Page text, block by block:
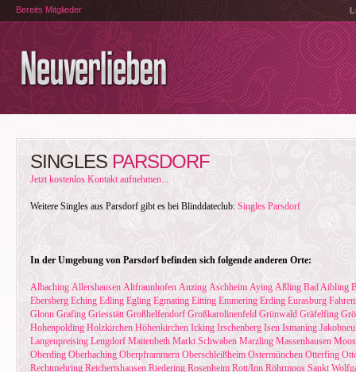
Bereits Mitglieder
SINGLES PARSDORF
Jetzt kostenlos Kontakt aufnehmen...
Weitere Singles aus Parsdorf gibt es bei Blinddateclub: Singles Parsdorf
In der Umgebung von Parsdorf befinden sich folgende anderen Orte:
Albaching Allershausen Altfraunhofen Anzing Aschheim Aying Aßling Bad Aibling
Ebersberg Eching Edling Egling Egmating Eitting Emmering Erding Eurasburg
Glonn Grafing Griesstätt Großhelfendorf Großkarolinenfeld Grünwald Gräfelfing
Hohenpolding Holzkirchen Höhenkirchen Icking Irschenberg Isen Ismaning
Langenpreising Lengdorf Maitenbeth Markt Schwaben Marzling Massenhausen
Oberding Oberhaching Oberpframmern Oberschleißheim Ostermünchen Otterfing
Rechtmehring Reichertshausen Riedering Rosenheim Rott/Inn Röhrmoos Sankt